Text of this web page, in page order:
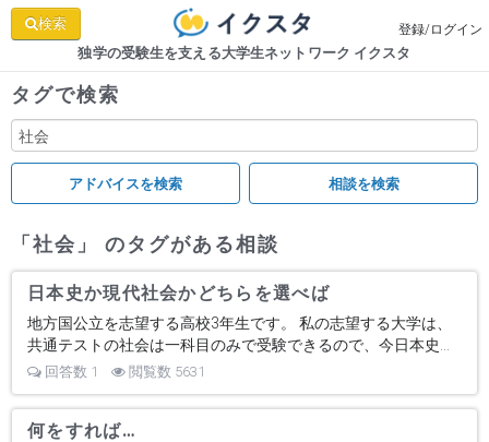
検索 登録/ログイン
独学の受験生を支える大学生ネットワーク イクスタ
タグで検索
「社会」 のタグがある相談
日本史か現代社会かどちらを選べば
地方国公立を志望する高校3年生です。 私の志望する大学は、
共通テストの社会は一科目のみで受験できるので、今日本史...
回答数 1 閲覧数 5631
何をすれば…